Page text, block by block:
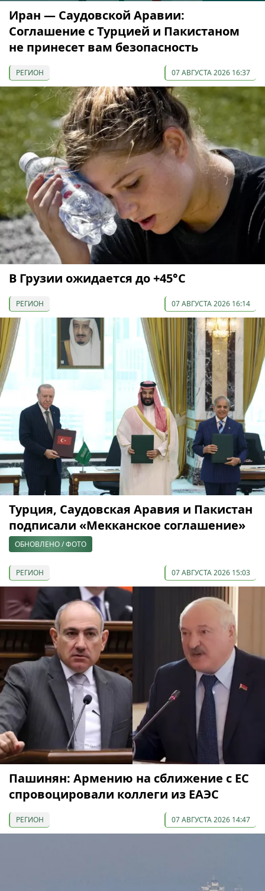
Иран — Саудовской Аравии:
Соглашение с Турцией и Пакистаном
не принесет вам безопасность
РЕГИОН 07 АВГУСТА 2026 16:37
В Грузии ожидается до +45°С
РЕГИОН 07 АВГУСТА 2026 16:14
Турция, Саудовская Аравия и Пакистан
подписали «Мекканское соглашение»
ОБНОВЛЕНО / ФОТО
РЕГИОН 07 АВГУСТА 2026 15:03
Пашинян: Армению на сближение с ЕС
спровоцировали коллеги из ЕАЭС
РЕГИОН 07 АВГУСТА 2026 14:47